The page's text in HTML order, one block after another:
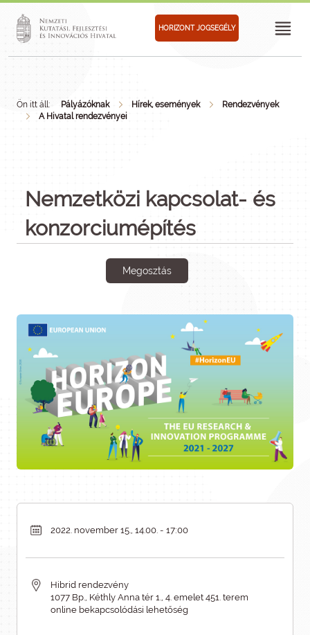
HORIZONT JOGSEGÉLY
Ön itt áll: Pályázóknak Hírek, események
Rendezvények
A Hivatal rendezvényei
Nemzetközi kapcsolat- és
konzorciumépítés
Megosztás
2022. november 15., 14.00. - 17:00
Hibrid rendezvény
1077 Bp., Kéthly Anna tér 1., 4. emelet 451. terem
online bekapcsolódási lehetőség